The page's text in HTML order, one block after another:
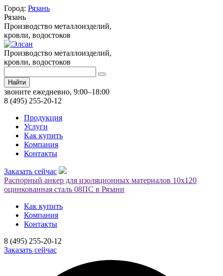
Город: Рязань
Рязань
Производство металлоизделий,
кровли, водостоков
Производство металлоизделий,
кровли, водостоков
Найти
звоните ежедневно, 9:00–18:00
8 (495) 255-20-12
Продукция
Услуги
Как купить
Компания
Контакты
Заказать сейчас
Распорный анкер для изоляционных материалов 10х120
оцинкованная сталь 08ПС в Рязани
Как купить
Компания
Контакты
8 (495) 255-20-12
Заказать сейчас